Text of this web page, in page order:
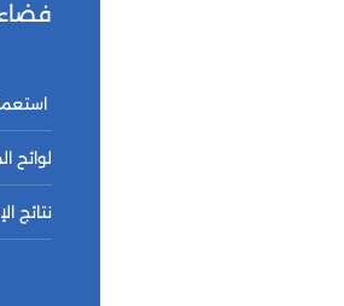
لوائح
نتائج